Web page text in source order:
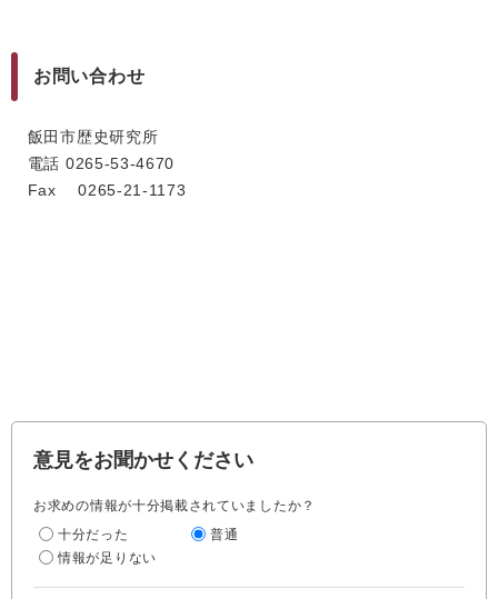
お問い合わせ
飯田市歴史研究所
電話 0265‐53‐4670
Fax 0265-21-1173
意見をお聞かせください
お求めの情報が十分掲載されていましたか？
十分だった
普通
情報が足りない